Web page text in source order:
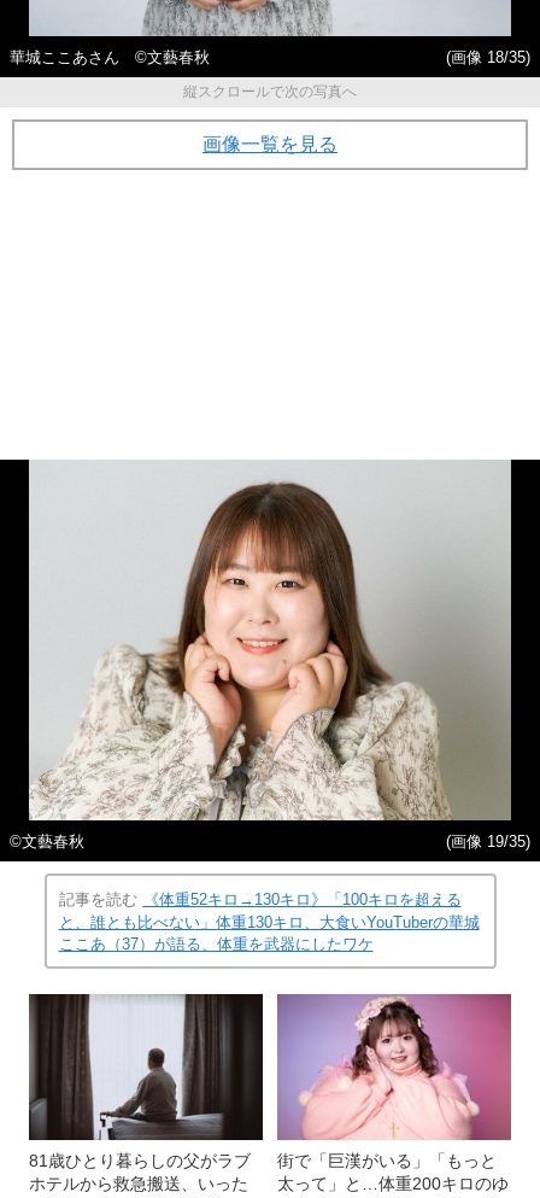
華城ここあさん ©︎文藝春秋
(画像 18/35)
縦スクロールで次の写真へ
画像一覧を見る
©︎文藝春秋 (画像 19/35)
記事を読む
《体重52キロ→130キロ》「100キロを超える
と、誰とも比べない」体重130キロ、大食いYouTuberの華城
ここあ（37）が語る、体重を武器にしたワケ
81歳ひとり暮らしの父がラブ
ホテルから救急搬送、いった
街で「巨漢がいる」「もっと
太って」と…体重200キロのゆ